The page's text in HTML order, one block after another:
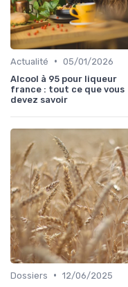
Actualité • 05/01/2026
Alcool à 95 pour liqueur
france : tout ce que vous
devez savoir
Dossiers • 12/06/2025